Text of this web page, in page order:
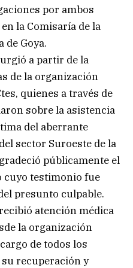
por ambos
la Comisaría de la
de Goya.
a partir de la
de la organización
quienes a través de
sobre la asistencia
del aberrante
sector Suroeste de la
públicamente el
cuyo testimonio fue
presunto culpable.
atención médica
la organización
de todos los
recuperación y